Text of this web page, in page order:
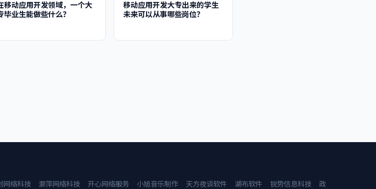
移动应用开发领域，一个大
毕业生能做些什么？
移动应用开发大专出来的学生
未来可以从事哪些岗位？
网络科技 灏萍网络科技 开心网络服务 小旭音乐制作 天方夜谈软件 湖布软件 锐势信息科技
政